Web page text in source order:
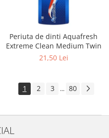
Periuta de dinti Aquafresh
Extreme Clean Medium Twin
21,50 Lei
1 2 3 ... 80